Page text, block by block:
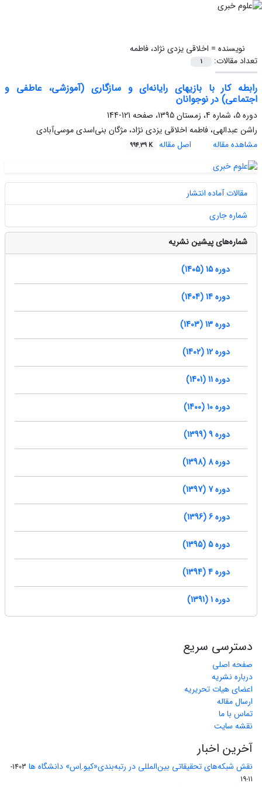
نویسنده = اخلاقی یزدی نژاد، فاطمه
تعداد مقالات:
1
رابطه کار با بازیهای رایانه‌ای و سازگاری (آموزشی، عاطفی و
اجتماعی) در نوجوانان
دوره 5، شماره 4، زمستان 1395، صفحه
121-144
راشن عبدالهی، فاطمه اخلاقی یزدی نژاد، مژگان بنی‌اسدی موسی‌آبادی
مشاهده مقاله
اصل مقاله 994.39 K
مقالات آماده انتشار
شماره جاری
شماره‌های پیشین نشریه
دوره 15 (1405)
دوره 14 (1404)
دوره 13 (1403)
دوره 12 (1402)
دوره 11 (1401)
دوره 10 (1400)
دوره 9 (1399)
دوره 8 (1398)
دوره 7 (1397)
دوره 6 (1396)
دوره 5 (1395)
دوره 4 (1394)
دوره 1 (1391)
دسترسی سریع
صفحه اصلی
درباره نشریه
اعضای هیات تحریریه
ارسال مقاله
تماس با ما
نقشه سایت
آخرین اخبار
نقش شبکه‌های تحقیقاتی بین‌المللی در رتبه‌بندی«کیو.اِس» دانشگاه ها
1403-
11-19